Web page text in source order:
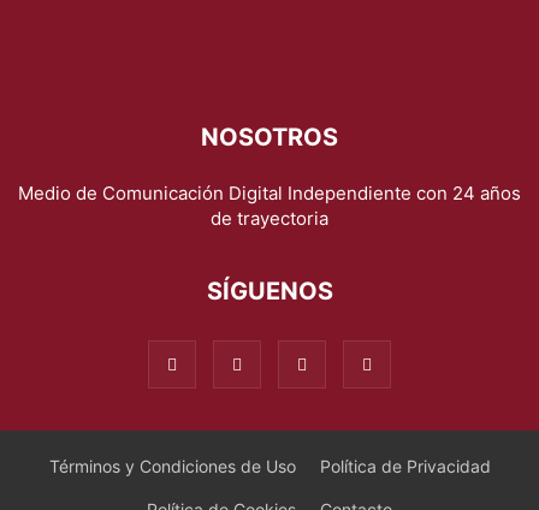
NOSOTROS
Medio de Comunicación Digital Independiente con 24 años
de trayectoria
SÍGUENOS
Términos y Condiciones de Uso Política de Privacidad